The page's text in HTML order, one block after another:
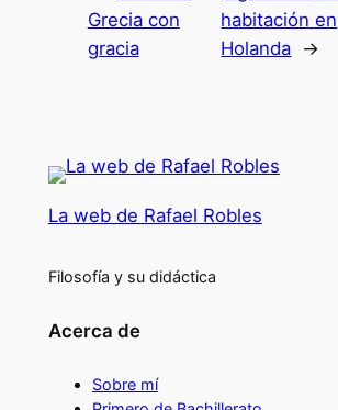
Grecia con
gracia
habitación en
Holanda →
La web de Rafael Robles
Filosofía y su didáctica
Acerca de
Sobre mí